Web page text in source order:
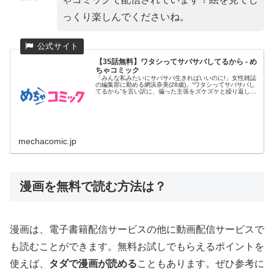
っくり楽しんでくださいね。
【35話無料】ワタシってサバサバしてるから - め
ちゃコミック
「みんな私みたいにサバサバ生きればいいのに!」女性雑誌
の編集部に勤める網浜奈美(28歳)。“ワタシってサバサバし
てるから”を言い訳に、偏った主張をズケズケと繰り返し、
mechacomic.jp
漫画を無料で読む方法は？
漫画は、電子書籍配信サービスの他に動画配信サービスで
も読むことができます。無料お試しでもらえるポイントを
使えば、 タダで漫画が読めることもあります。ぜひ参考に